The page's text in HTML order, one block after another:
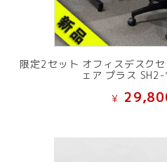
限定2セット オフィスデスク
ェア プラス
¥